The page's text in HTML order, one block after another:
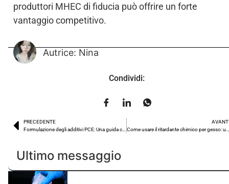
produttori MHEC di fiducia può offrire un forte
vantaggio competitivo.
Autrice: Nina
Condividi:
PRECEDENTE
Ultimo messaggio